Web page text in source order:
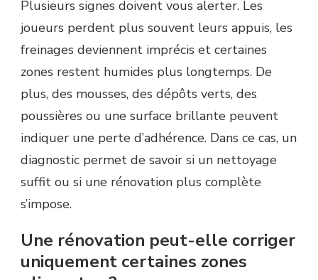
Plusieurs signes doivent vous alerter. Les
joueurs perdent plus souvent leurs appuis, les
freinages deviennent imprécis et certaines
zones restent humides plus longtemps. De
plus, des mousses, des dépôts verts, des
poussières ou une surface brillante peuvent
indiquer une perte d’adhérence. Dans ce cas, un
diagnostic permet de savoir si un nettoyage
suffit ou si une rénovation plus complète
s’impose.
Une rénovation peut-elle corriger
uniquement certaines zones